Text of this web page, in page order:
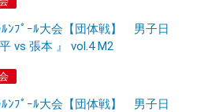
ﾝﾌﾟｰﾙ大会【団体戦】 男子日
vs 張本 』 vol.4 M2
ﾝﾌﾟｰﾙ大会【団体戦】 男子日